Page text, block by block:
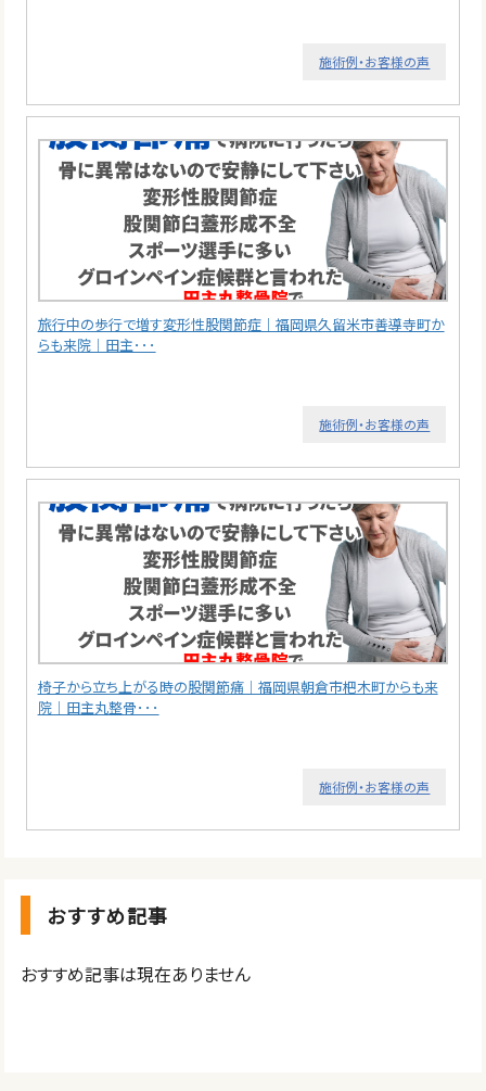
施術例・お客様の声
旅行中の歩行で増す変形性股関節症｜福岡県久留米市善導寺町か
らも来院｜田主･･･
施術例・お客様の声
椅子から立ち上がる時の股関節痛｜福岡県朝倉市杷木町からも来
院｜田主丸整骨･･･
施術例・お客様の声
おすすめ記事
おすすめ記事は現在ありません